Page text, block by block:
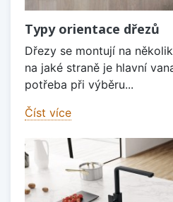
Typy orientace dřezů
Dřezy se montují na
na jaké straně je hlavní
potřeba při výběru...
Číst více